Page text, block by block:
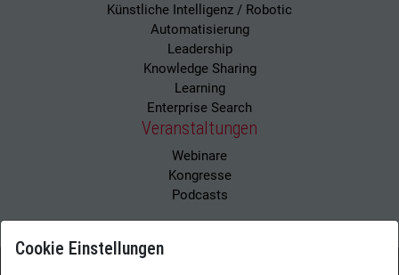
Künstliche Intelligenz / Robotic
Automatisierung
Leadership
Knowledge Sharing
Learning
Enterprise Search
Veranstaltungen
Webinare
Kongresse
Podcasts
Cookie Einstellungen